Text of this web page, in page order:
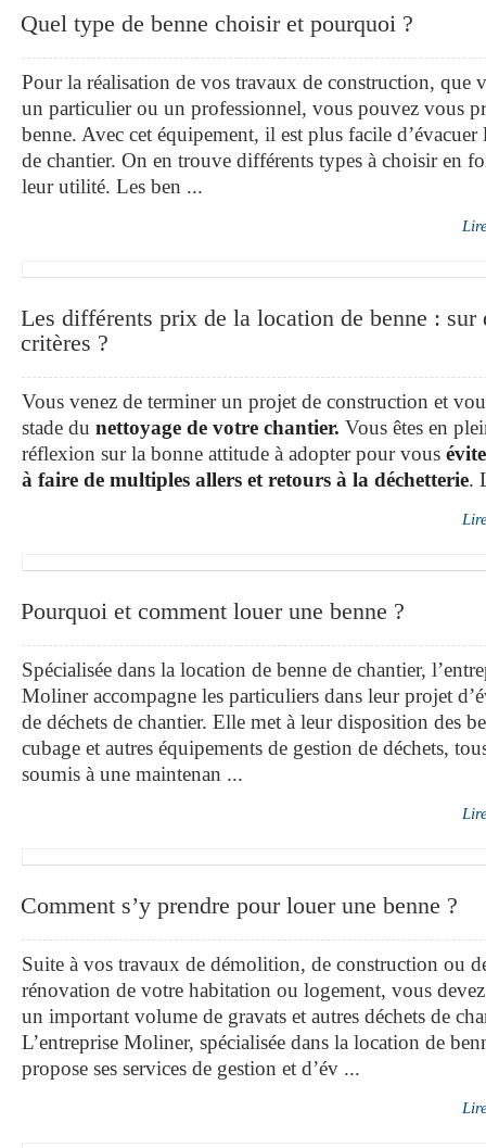
Quel type de benne choisir et pourquoi ?
Pour la réalisation de vos travaux de construction, que
un particulier ou un professionnel, vous pouvez vous
benne. Avec cet équipement, il est plus facile d’évacuer
de chantier. On en trouve différents types à choisir en
leur utilité. Les ben ...
Les différents prix de la location de benne : sur
critères ?
Vous venez de terminer un projet de construction et
stade du nettoyage de votre chantier. Vous êtes en
réflexion sur la bonne attitude à adopter pour vous
à faire de multiples allers et retours à la déchetterie.
Pourquoi et comment louer une benne ?
Spécialisée dans la location de benne de chantier,
Moliner accompagne les particuliers dans leur projet
de déchets de chantier. Elle met à leur disposition des
cubage et autres équipements de gestion de déchets,
soumis à une maintenan ...
Comment s’y prendre pour louer une benne ?
Suite à vos travaux de démolition, de construction ou
rénovation de votre habitation ou logement, vous
un important volume de gravats et autres déchets de
L’entreprise Moliner, spécialisée dans la location de
propose ses services de gestion et d’év ...